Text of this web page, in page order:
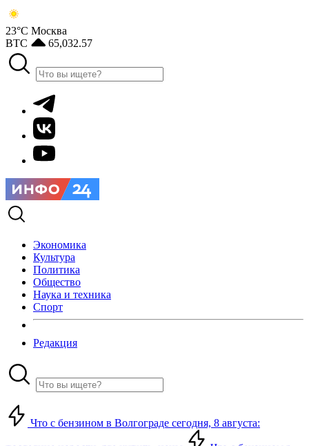
23°С Москва
BTC
65,032.57
Экономика
Культура
Политика
Общество
Наука и техника
Спорт
Редакция
Что с бензином в Волгограде сегодня, 8 августа: